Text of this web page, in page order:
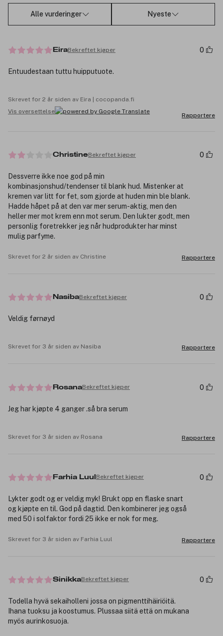
Alle vurderinger Nyeste
EiraBekreftet kjøper 0
Entuudestaan tuttu huipputuote.
Skrevet for 2 år siden av Eira | cocopanda.fi
Vis oversettelse
Rapportere
ChristineBekreftet kjøper 0
Dessverre ikke noe god på min
kombinasjonshud/tendenser til blank hud. Mistenker at
kremen var litt for fet, som gjorde at huden min ble blank.
Hadde håpet på at den var mer serum-aktig, men den
heller mer mot krem enn mot serum. Den lukter godt, men
personlig foretrekker jeg når hudprodukter har minst
mulig parfyme.
Skrevet for 2 år siden av Christine Rapportere
NasibaBekreftet kjøper 0
Veldig førnøyd
Skrevet for 3 år siden av Nasiba Rapportere
RosanaBekreftet kjøper 0
Jeg har kjøpte 4 ganger .så bra serum
Skrevet for 3 år siden av Rosana Rapportere
Farhia Luul Bekreftet kjøper 0
Lykter godt og er veldig myk! Brukt opp en flaske snart
og kjøpte en til. God på dagtid. Den kombinerer jeg også
med 50 i solfaktor fordi 25 ikke er nok for meg.
Skrevet for 3 år siden av Farhia Luul Rapportere
SinikkaBekreftet kjøper 0
Todella hyvä sekaiholleni jossa on pigmenttihäiriöitä.
Ihana tuoksu ja koostumus. Plussaa siitä että on mukana
myös aurinkosuoja.